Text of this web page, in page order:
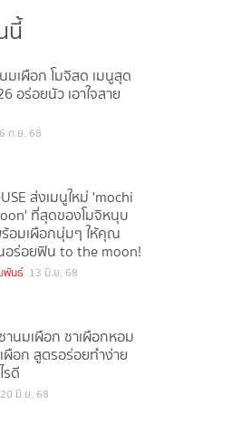
นี้
มเผือก โมจิสด เมนูสุด
อร่อยนัว เอาใจสาย
ก.ย. 68
ส่งเมนูใหม่ 'mochi
ที่สุดของโมจิหนุบ
อมเผือกนุ่มๆ ให้คุณ
อร่อยฟิน to the moon!
พันธ์ 13 มิ.ย. 68
านมเผือก ชาเผือกหอม
ผือก สูตรอร่อยทำง่าย
รดี
20 มิ.ย. 68